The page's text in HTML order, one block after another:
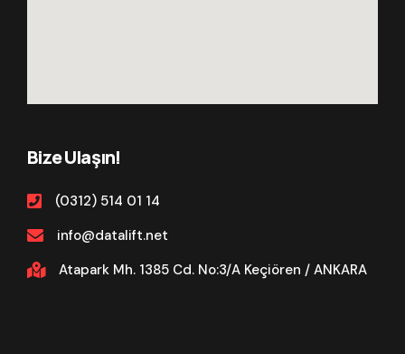
Bize Ulaşın!
(0312) 514 01 14
info@datalift.net
Atapark Mh. 1385 Cd. No:3/A Keçiören / ANKARA